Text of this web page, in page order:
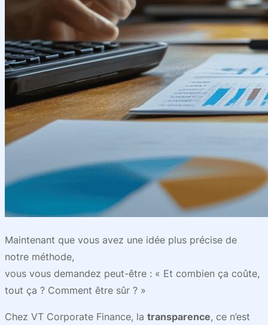
Maintenant que vous avez une idée plus précise de
notre méthode,
vous vous demandez peut-être : « Et combien ça coûte,
tout ça ? Comment être sûr ? »
Chez VT Corporate Finance, la transparence, ce n’est